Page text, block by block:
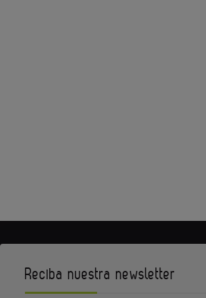
Reciba nuestra newsletter